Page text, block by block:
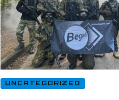
UNCATEGORIZED